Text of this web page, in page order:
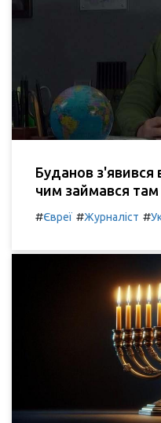
Буданов з'явився
чим займався
#Євреї #Журналіст #